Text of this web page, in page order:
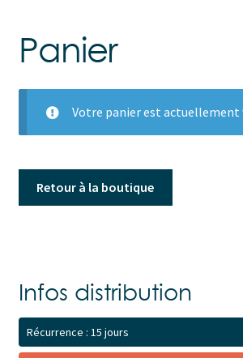
Panier
Votre panier est actuellement
Retour à la boutique
Infos distribution
Récurrence : 15 jours